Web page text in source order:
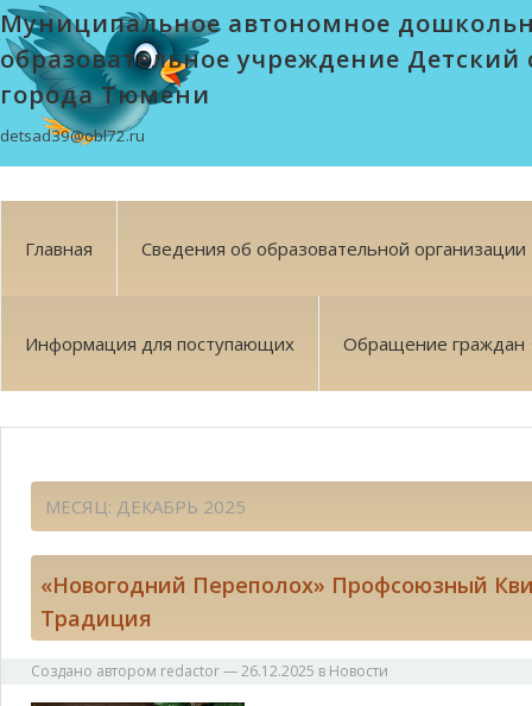
Муниципальное автономное
образовательное учреждение Детский
города Тюмени
detsad39@obl72.ru
Главная Сведения об образовательной организации
Информация для поступающих Обращение граждан
МЕСЯЦ: ДЕКАБРЬ 2025
«Новогодний Переполох» Профсоюзный
Традиция
Создано автором redactor—26.12.2025 в Новости